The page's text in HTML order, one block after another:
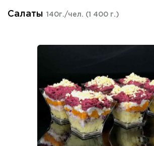
Салаты 140г./чел. (1 400 г.)